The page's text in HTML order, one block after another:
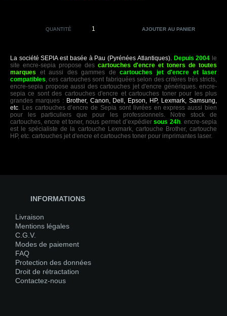
QUANTITÉ
La société SEPIA est basée à Pau (Pyrénées Atlantiques). Depuis 2004 le
site encre-sepia propose des cartouches d'encre et toners de toutes
marques et aussi des gammes de cartouches jet d'encre et laser
compatibles, ces cartouches sont fabriquées selon des critères très stricts,
encre-sepia propose aussi des cartouches jet d'encre génériques. encre-
sepia ce sont des cartouches d'encre et cartouches toner pour les plus
grandes marques : Brother, Canon, Dell, Epson, HP, Lexmark, Samsung,
etc. Les cartouches d’encre de Sepia sont livrées en express aussi bien
pour les particuliers que pour les professionnels. Notre stock de
cartouches, encre et toner, nous permet d’expédiersous 24h. encre-sepia
est le spécialiste de la cartouche Lexmark, cartouche Brother, cartouche
HP, etc. cartouches jet d'encre et cartouches toner pour imprimantes laser.
INFORMATIONS
Livraison
Mentions légales
C.G.V.
Modes de paiement
FAQ
Protection des données
Droit de rétractation
Contactez-nous